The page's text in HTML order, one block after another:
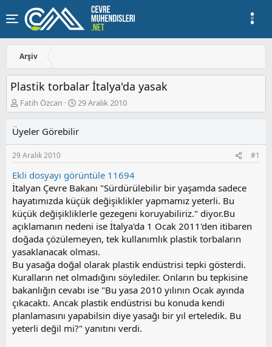
Arşiv
Plastik torbalar İtalya'da yasak
K
o
u
y
u
a
ş
l
a
t
a
n
Fatih Özcan
B
a
l
a
ı
ç
t
a
r
i
h
i
29 Aralık 2010
Üyeler Görebilir
29 Aralık 2010 #1
Ekli dosyayı görüntüle 11694
İtalyan Çevre Bakanı "Sürdürülebilir bir yaşamda sadece
hayatımızda küçük değişiklikler yapmamız yeterli. Bu
küçük değişikliklerle gezegeni koruyabiliriz." diyor.Bu
açıklamanın nedeni ise İtalya'da 1 Ocak 2011'den itibaren
doğada çözülemeyen, tek kullanımlık plastik torbaların
yasaklanacak olması.
Bu yasağa doğal olarak plastik endüstrisi tepki gösterdi.
Kuralların net olmadığını söylediler. Onların bu tepkisine
bakanlığın cevabı ise "Bu yasa 2010 yılının Ocak ayında
çıkacaktı. Ancak plastik endüstrisi bu konuda kendi
planlamasını yapabilsin diye yasağı bir yıl erteledik. Bu
yeterli değil mi?" yanıtını verdi.